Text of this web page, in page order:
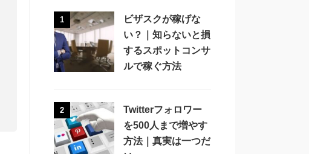
1
ビザスクが稼げな
い？｜知らないと損
するスポットコンサ
ルで稼ぐ方法
2
Twitterフォロワー
を500人まで増やす
方法｜真実は一つだ